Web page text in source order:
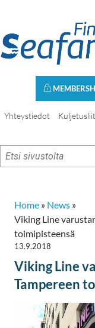
Yhteystiedot
Home » News »
Viking Line
toimipisteensä
13.9.2018
Viking Line
Tampereen